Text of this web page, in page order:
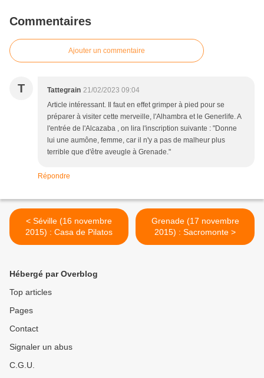
Commentaires
Ajouter un commentaire
T Tattegrain 21/02/2023 09:04
Article intéressant. Il faut en effet grimper à pied pour se
préparer à visiter cette merveille, l'Alhambra et le Generlife. A
l'entrée de l'Alcazaba , on lira l'inscription suivante : "Donne
lui une aumône, femme, car il n'y a pas de malheur plus
terrible que d'être aveugle à Grenade."
Répondre
< Séville (16 novembre
2015) : Casa de Pilatos
Grenade (17 novembre
2015) : Sacromonte >
Hébergé par Overblog
Top articles
Pages
Contact
Signaler un abus
C.G.U.